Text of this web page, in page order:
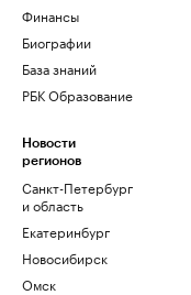
Финансы
Биографии
База знаний
РБК Образование
Новости
регионов
Санкт-Петербург
и область
Екатеринбург
Новосибирск
Омск